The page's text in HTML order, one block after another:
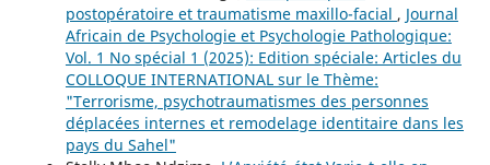
postopératoire et traumatisme maxillo-facial , Journal
Africain de Psychologie et Psychologie Pathologique:
Vol. 1 No spécial 1 (2025): Edition spéciale: Articles du
COLLOQUE INTERNATIONAL sur le Thème:
"Terrorisme, psychotraumatismes des personnes
déplacées internes et remodelage identitaire dans les
pays du Sahel"